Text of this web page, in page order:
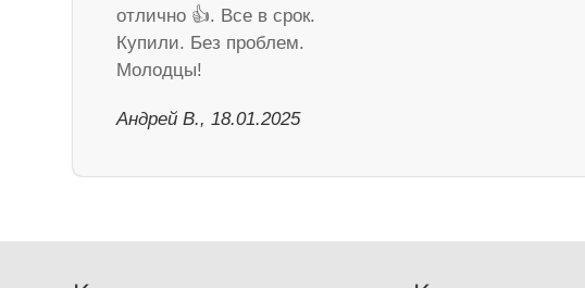
отлично 👍. Все в срок.
Купили. Без проблем.
Молодцы!
Андрей В., 18.01.2025